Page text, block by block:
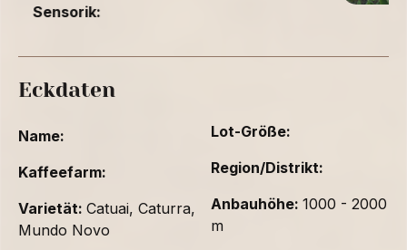
Sensorik:
Eckdaten
Name:
Kaffeefarm:
Varietät: Catuai, Caturra,
Mundo Novo
Lot-Größe:
Region/Distrikt:
Anbauhöhe: 1000 - 2000
m